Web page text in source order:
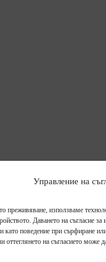
Управление на
преживяване, използваме
Даването на съгласие
като поведение при сърфиране
оттеглянето на съгласието може
Галерия